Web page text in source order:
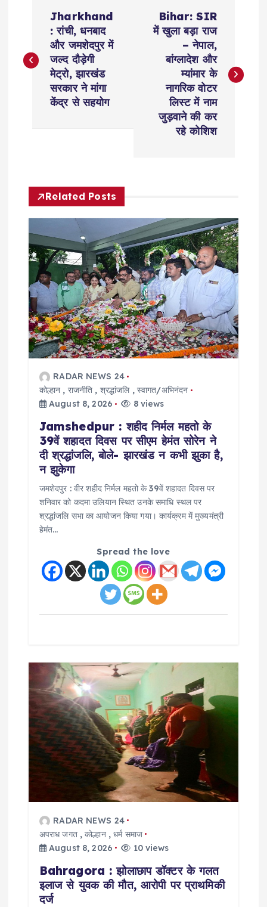
s
v
g
a
t
o
Jharkhand
: रांची, धनबाद
और जमशेदपुर में
जल्द दौड़ेगी
मेट्रो, झारखंड
सरकार ने मांगा
केंद्र से सहयोग
Bihar: SIR
में खुला बड़ा राज
– नेपाल,
बांग्लादेश और
म्यांमार के
नागरिक वोटर
लिस्ट में नाम
जुड़वाने की कर
रहे कोशिश
Related Posts
RADAR NEWS 24
कोल्हान , राजनीति , श्रद्धांजलि, स्वागत/अभिनंदन
August 8, 2026
8 views
Jamshedpur : शहीद निर्मल महतो के
39वें शहादत दिवस पर सीएम हेमंत सोरेन ने
दी श्रद्धांजलि, बोले- झारखंड न कभी झुका है,
न झुकेगा
जमशेदपुर : वीर शहीद निर्मल महतो के 39वें शहादत दिवस पर
शनिवार को कदमा उलियान स्थित उनके समाधि स्थल पर
श्रद्धांजलि सभा का आयोजन किया गया। कार्यक्रम में मुख्यमंत्री
हेमंत…
Spread the love
RADAR NEWS 24
अपराध जगत,कोल्हान,धर्म समाज
August 8, 2026
10 views
Bahragora : झोलाछाप डॉक्टर के गलत
इलाज से युवक की मौत, आरोपी पर प्राथमिकी
दर्ज